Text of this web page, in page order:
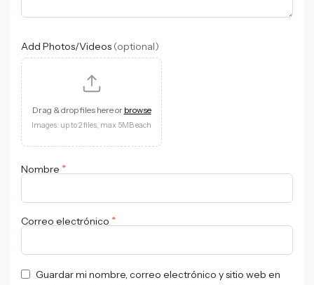
Add Photos/Videos (optional)
Drag & drop files here or browse
Images: up to 2 files, max 5MB each
Nombre *
Correo electrónico *
Guardar mi nombre, correo electrónico y sitio web en